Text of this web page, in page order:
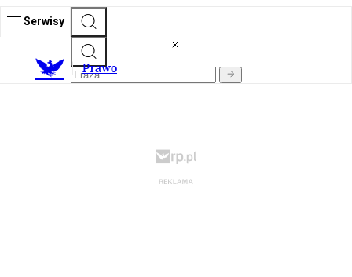
Serwisy
Prawo